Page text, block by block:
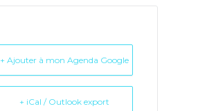
+ Ajouter à mon Agenda Google
+ iCal / Outlook export